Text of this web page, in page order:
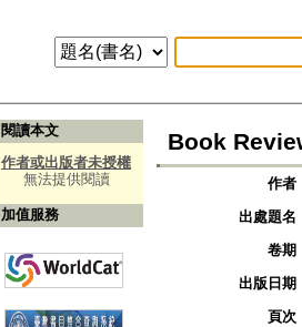
閱讀本文
作者或出版者未授權
無法提供閱讀
加值服務
Book
作者
出處題名
卷期
出版日期
頁次